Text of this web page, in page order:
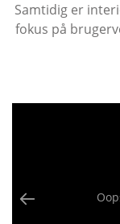
Samtidig er
fokus på